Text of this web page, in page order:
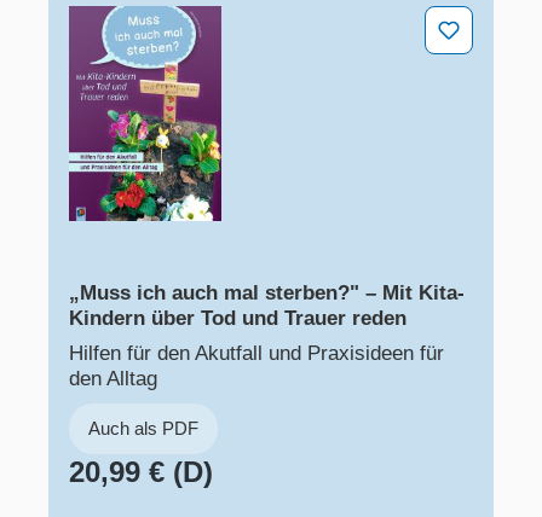
„Muss ich auch mal sterben?" – Mit Kita-Kindern über
„Muss ich auch mal sterben?" – Mit Kita-
Kindern über Tod und Trauer reden
Hilfen für den Akutfall und Praxisideen für
den Alltag
Auch als PDF
20,99 € (D)